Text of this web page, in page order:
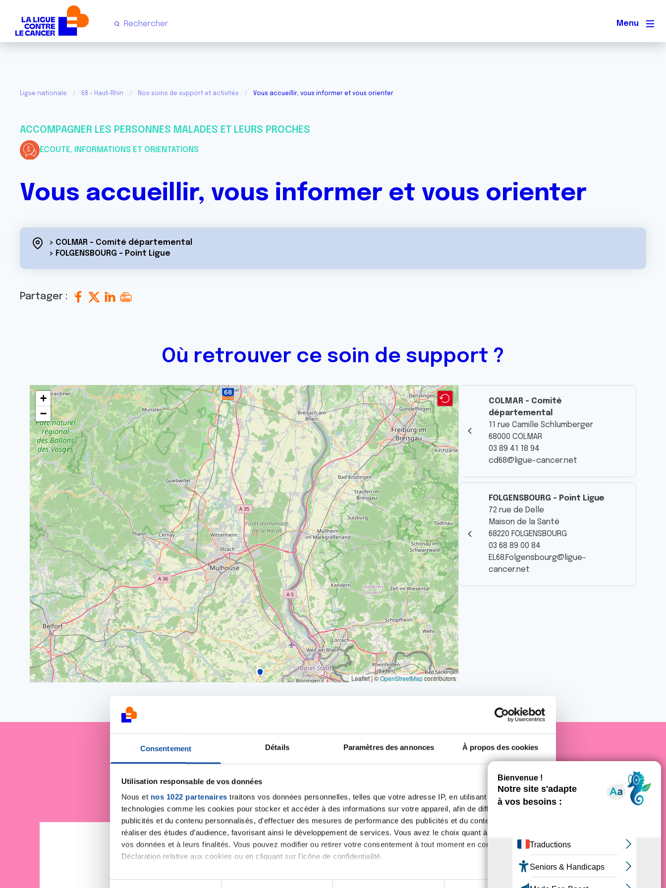
Consentement Détails Paramètres des annonces À propos des cookies
Utilisation responsable de vos données
Nous et nos 1022 partenaires traitons vos données personnelles, telles que votre adresse IP, en utilisant des
technologies comme les cookies pour stocker et accéder à des informations sur votre appareil, afin de diffuser des
publicités et du contenu personnalisés, d'effectuer des mesures de performance des publicités et du contenu, ainsi que de
réaliser des études d’audience, favorisant ainsi le développement de services. Vous avez le choix quant à l'utilisation de
vos données et à leurs finalités. Vous pouvez modifier ou retirer votre consentement à tout moment en consultant la
Déclaration relative aux cookies ou en cliquant sur l'icône de confidentialité.
Si vous le permettez, nous aimerions également :
Menu
Ligue nationale 68 - Haut-Rhin Nos soins de support et activités Vous accueillir, vous informer et vous orienter
ACCOMPAGNER LES PERSONNES MALADES ET LEURS PROCHES
ECOUTE, INFORMATIONS ET ORIENTATIONS
Vous accueillir, vous informer et vous orienter
> COLMAR - Comité départemental
> FOLGENSBOURG - Point Ligue
Partager :
Où retrouver ce soin de support ?
+
−
Leaflet | ©OpenStreetMapcontributors
COLMAR - Comité
départemental
11 rue Camille Schlumberger
68000 COLMAR
03 89 41 18 94
cd68@ligue-cancer.net
FOLGENSBOURG - Point Ligue
72 rue de Delle
Maison de la Santé
68220 FOLGENSBOURG
03 68 89 00 84
EL68.Folgensbourg@ligue-
cancer.net
Je soutiensla Ligue contre le cancer